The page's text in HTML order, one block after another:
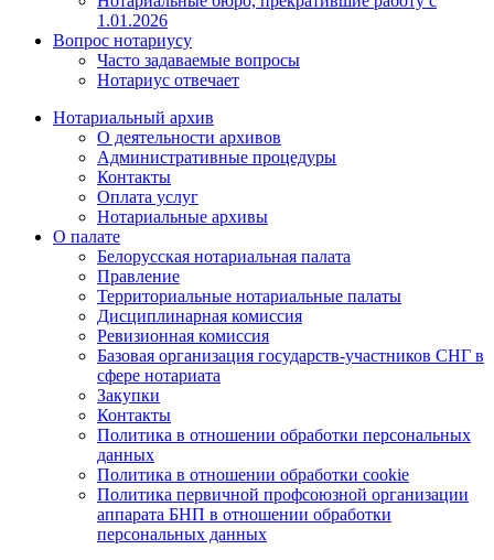
1.01.2026
Вопрос нотариусу
Часто задаваемые вопросы
Нотариус отвечает
Нотариальный архив
О деятельности архивов
Административные процедуры
Контакты
Оплата услуг
Нотариальные архивы
О палате
Белорусская нотариальная палата
Правление
Территориальные нотариальные палаты
Дисциплинарная комиссия
Ревизионная комиссия
Базовая организация государств-участников СНГ в
сфере нотариата
Закупки
Контакты
Политика в отношении обработки персональных
данных
Политика в отношении обработки cookie
Политика первичной профсоюзной организации
аппарата БНП в отношении обработки
персональных данных